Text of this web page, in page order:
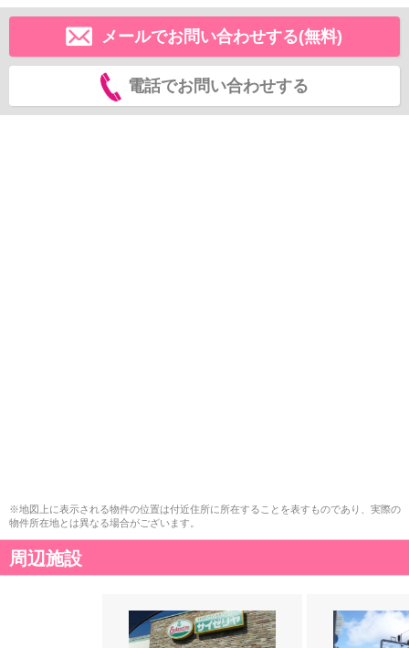
メールでお問い合わせする(無料)
電話でお問い合わせする
※地図上に表示される物件の位置は付近住所に所在することを表すものであり、実際の
物件所在地とは異なる場合がございます。
周辺施設